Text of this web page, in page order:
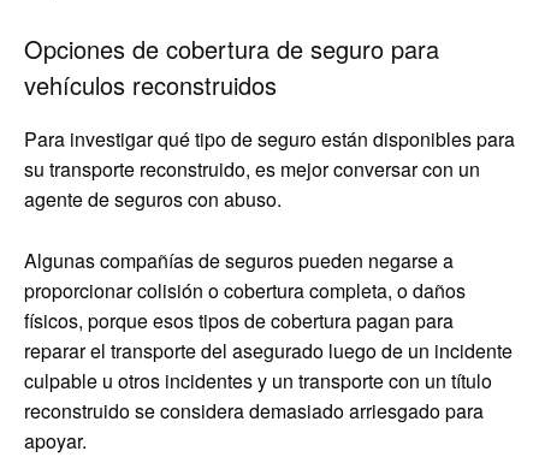
Opciones de cobertura de seguro para
vehículos reconstruidos
Para investigar qué tipo de seguro están disponibles para
su transporte reconstruido, es mejor conversar con un
agente de seguros con abuso.
Algunas compañías de seguros pueden negarse a
proporcionar colisión o cobertura completa, o daños
físicos, porque esos tipos de cobertura pagan para
reparar el transporte del asegurado luego de un incidente
culpable u otros incidentes y un transporte con un título
reconstruido se considera demasiado arriesgado para
apoyar.